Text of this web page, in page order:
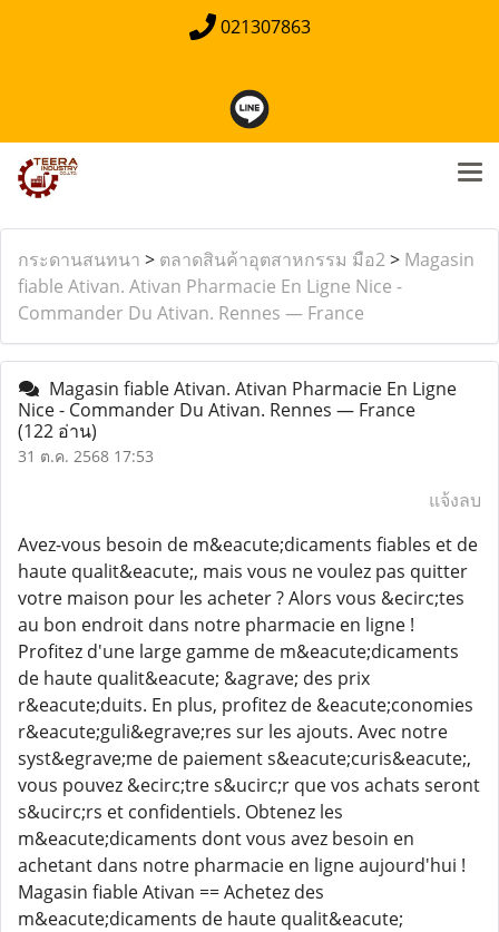
021307863
กระดานสนทนา > ตลาดสินค้าอุตสาหกรรม มือ2> Magasin
fiable Ativan. Ativan Pharmacie En Ligne Nice -
Commander Du Ativan. Rennes — France
Magasin fiable Ativan. Ativan Pharmacie En Ligne
Nice - Commander Du Ativan. Rennes — France
(122 อ่าน)
31 ต.ค. 2568 17:53
แจ้งลบ
Avez-vous besoin de m&eacute;dicaments fiables et de
haute qualit&eacute;, mais vous ne voulez pas quitter
votre maison pour les acheter ? Alors vous &ecirc;tes
au bon endroit dans notre pharmacie en ligne !
Profitez d'une large gamme de m&eacute;dicaments
de haute qualit&eacute; &agrave; des prix
r&eacute;duits. En plus, profitez de &eacute;conomies
r&eacute;guli&egrave;res sur les ajouts. Avec notre
syst&egrave;me de paiement s&eacute;curis&eacute;,
vous pouvez &ecirc;tre s&ucirc;r que vos achats seront
s&ucirc;rs et confidentiels. Obtenez les
m&eacute;dicaments dont vous avez besoin en
achetant dans notre pharmacie en ligne aujourd'hui !
Magasin fiable Ativan == Achetez des
m&eacute;dicaments de haute qualit&eacute;